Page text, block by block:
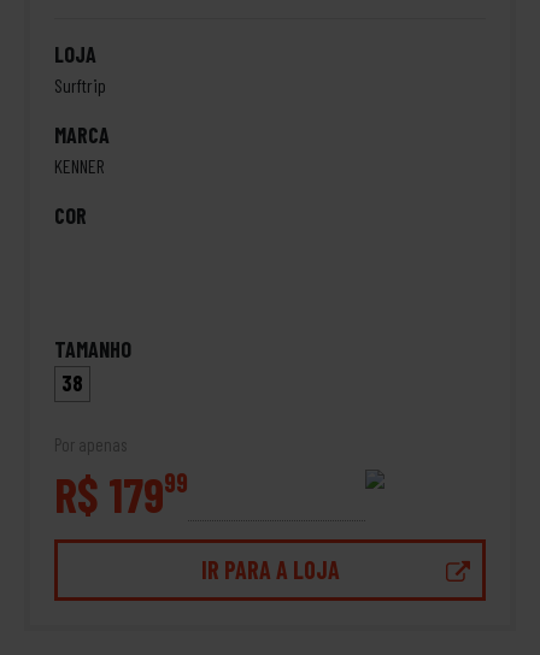
LOJA
Surftrip
MARCA
KENNER
COR
TAMANHO
38
Por apenas
R$ 17999
IR PARA A LOJA